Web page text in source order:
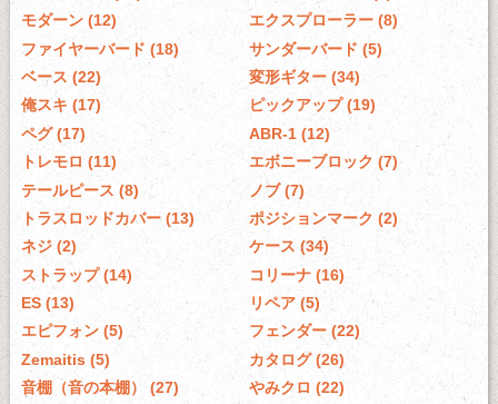
モダーン (12)
エクスプローラー (8)
ファイヤーバード (18)
サンダーバード (5)
ベース (22)
変形ギター (34)
俺スキ (17)
ピックアップ (19)
ペグ (17)
ABR-1 (12)
トレモロ (11)
エボニーブロック (7)
テールピース (8)
ノブ (7)
トラスロッドカバー (13)
ポジションマーク (2)
ネジ (2)
ケース (34)
ストラップ (14)
コリーナ (16)
ES (13)
リペア (5)
エピフォン (5)
フェンダー (22)
Zemaitis (5)
カタログ (26)
音棚（音の本棚） (27)
やみクロ (22)